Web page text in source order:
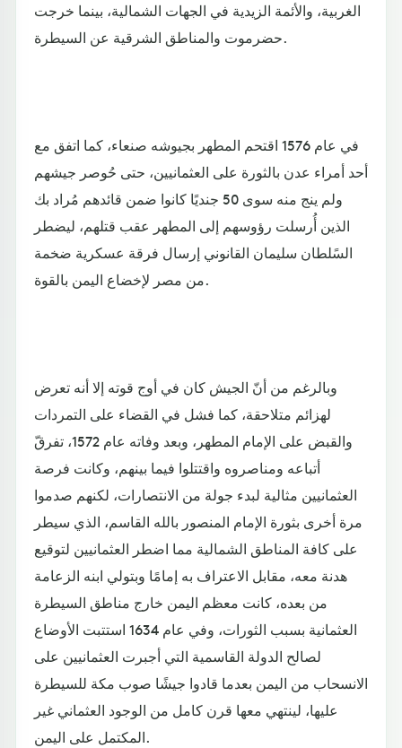
الغربية، والأئمة الزيدية في الجهات الشمالية، بينما خرجت
حضرموت والمناطق الشرقية عن السيطرة.
في عام 1576 اقتحم المطهر بجيوشه صنعاء، كما اتفق مع
أحد أمراء عدن بالثورة على العثمانيين، حتى حُوصر جيشهم
ولم ينج منه سوى 50 جنديًا كانوا ضمن قائدهم مُراد بك
الذين أُرسلت رؤوسهم إلى المطهر عقب قتلهم، ليضطر
السًلطان سليمان القانوني إرسال فرقة عسكرية ضخمة
من مصر لإخضاع اليمن بالقوة.
وبالرغم من أنّ الجيش كان في أوج قوته إلا أنه تعرض
لهزائم متلاحقة، كما فشل في القضاء على التمردات
والقبض على الإمام المطهر، وبعد وفاته عام 1572، تفرقّ
أتباعه ومناصروه واقتتلوا فيما بينهم، وكانت فرصة
العثمانيين مثالية لبدء جولة من الانتصارات، لكنهم صدموا
مرة أخرى بثورة الإمام المنصور بالله القاسم، الذي سيطر
على كافة المناطق الشمالية مما اضطر العثمانيين لتوقيع
هدنة معه، مقابل الاعتراف به إمامًا وبتولي ابنه الزعامة
من بعده، كانت معظم اليمن خارج مناطق السيطرة
العثمانية بسبب الثورات، وفي عام 1634 استتبت الأوضاع
لصالح الدولة القاسمية التي أجبرت العثمانيين على
الانسحاب من اليمن بعدما قادوا جيشًا صوب مكة للسيطرة
عليها، لينتهي معها قرن كامل من الوجود العثماني غير
المكتمل على اليمن.